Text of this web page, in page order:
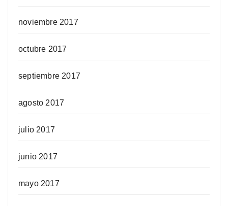
noviembre 2017
octubre 2017
septiembre 2017
agosto 2017
julio 2017
junio 2017
mayo 2017